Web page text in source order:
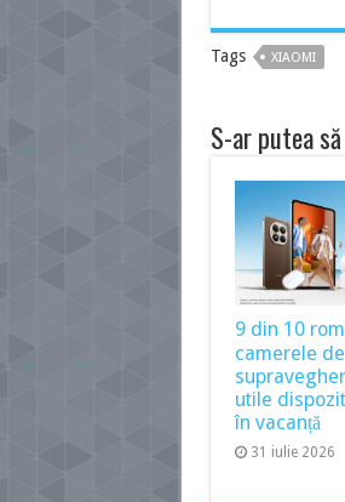
Tags XIAOMI
S-ar putea
9 din 10
camerele de
utile
în vacanță
31 iulie 2026